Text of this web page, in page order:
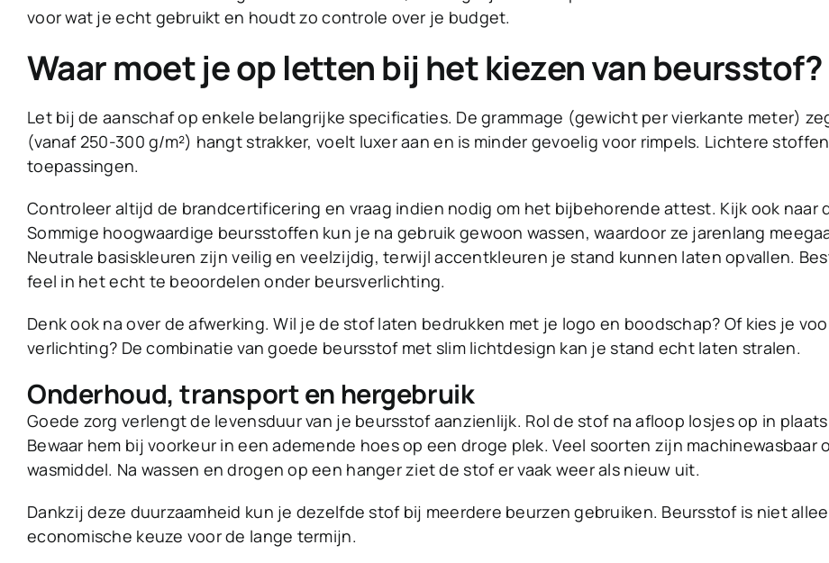
voor wat je echt gebruikt en houdt zo controle over je budget.
Waar moet je op letten bij het kiezen van beursstof?
Let bij de aanschaf op enkele belangrijke specificaties. De grammage (gewicht per vierkante meter)
(vanaf 250-300 g/m²) hangt strakker, voelt luxer aan en is minder gevoelig voor rimpels. Lichtere
toepassingen.
Controleer altijd de brandcertificering en vraag indien nodig om het bijbehorende attest. Kijk ook naar
Sommige hoogwaardige beursstoffen kun je na gebruik gewoon wassen, waardoor ze jarenlang
Neutrale basiskleuren zijn veilig en veelzijdig, terwijl accentkleuren je stand kunnen laten opvallen.
feel in het echt te beoordelen onder beursverlichting.
Denk ook na over de afwerking. Wil je de stof laten bedrukken met je logo en boodschap? Of kies je
verlichting? De combinatie van goede beursstof met slim lichtdesign kan je stand echt laten stralen.
Onderhoud, transport en hergebruik
Goede zorg verlengt de levensduur van je beursstof aanzienlijk. Rol de stof na afloop losjes op in
Bewaar hem bij voorkeur in een ademende hoes op een droge plek. Veel soorten zijn
wasmiddel. Na wassen en drogen op een hanger ziet de stof er vaak weer als nieuw uit.
Dankzij deze duurzaamheid kun je dezelfde stof bij meerdere beurzen gebruiken. Beursstof is niet
economische keuze voor de lange termijn.